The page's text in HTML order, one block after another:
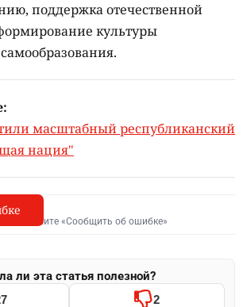
поддержка отечественной
культуры
масштабный республиканский
нация"
и нажмите «Сообщить об ошибке»
ли эта статья полезной?
2